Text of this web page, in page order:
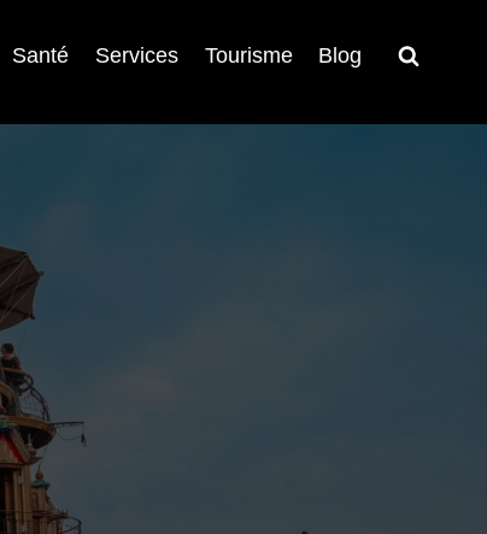
Santé Services Tourisme Blog